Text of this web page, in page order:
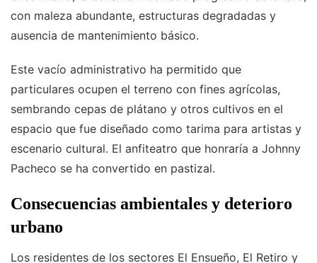
con maleza abundante, estructuras degradadas y
ausencia de mantenimiento básico.
Este vacío administrativo ha permitido que
particulares ocupen el terreno con fines agrícolas,
sembrando cepas de plátano y otros cultivos en el
espacio que fue diseñado como tarima para artistas y
escenario cultural. El anfiteatro que honraría a Johnny
Pacheco se ha convertido en pastizal.
Consecuencias ambientales y deterioro
urbano
Los residentes de los sectores El Ensueño, El Retiro y